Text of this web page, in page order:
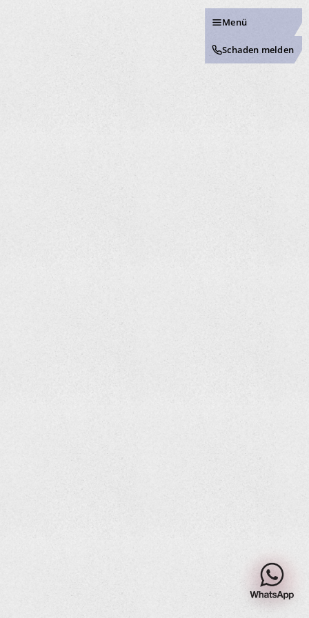
Menü
Schaden melden